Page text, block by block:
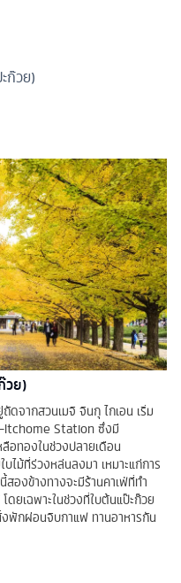
ก๊วย)
วย)
จากสวนเมจิ จินกุ ไกเอน เริ่ม
Itchome Station ซึ่งมี
อทองในช่วงปลายเดือน
ไม้ที่ร่วงหล่นลงมา เหมาะแก่การ
องข้างทางจะมีร้านคาเฟ่ที่ทำ
ยเฉพาะในช่วงที่ใบต้นแป๊ะก๊วย
พักผ่อนจิบกาแฟ ทานอาหารกัน